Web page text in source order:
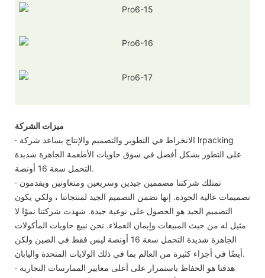
ميزات الشركة
· الانخراط في التطوير والتصميم والإنتاج يساعد شركة lrpacking
على التطور بشكل أفضل في سوق حاويات الأطعمة الجاهزة شديدة
التحمل سعة 16 أونصة.
· تمتلك شركتنا مصممين جيدين وسريعين ومتعاونين ويقدمون
تصميمات عالية الجودة. إنها تضمن التصميم الجيد لمنتجاتنا ، ولكي يكون
التصميم الجيد هو الحصول على نوعية جيدة. شهدت شركتنا نموًا لا
مثيل له من حيث المبيعات وإيمان العملاء. نحن نبيع حاويات المأكولات
الجاهزة شديدة التحمل سعة 16 أونصة ليس فقط في الصين ولكن
أيضًا في أجزاء كثيرة من العالم بما في ذلك الولايات المتحدة واليابان.
· هدفنا هو الحفاظ باستمرار على أعلى معايير الممارسات التجارية